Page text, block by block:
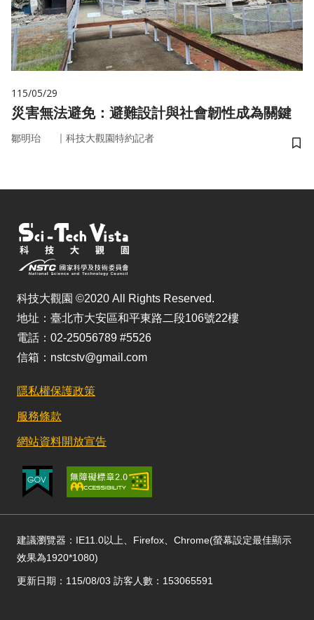
115/05/29
災害無法避免：避難設計與社會韌性成為關鍵
鄒明珆 ｜ 科技大觀園特約記者
儲
科技大觀園 ©2020 All Rights Reserved.
地址：臺北市大安區和平東路二段106號22樓
電話：02-25056789 #5526
信箱：nstcstv@gmail.com
隱私權保護政策
服務條款
網站資料開放宣告
建議瀏覽器：IE11.0以上、Firefox、Chrome(螢幕設定最佳顯示
效果為1920*1080)
更新日期：115/08/03 訪客人數：153065591